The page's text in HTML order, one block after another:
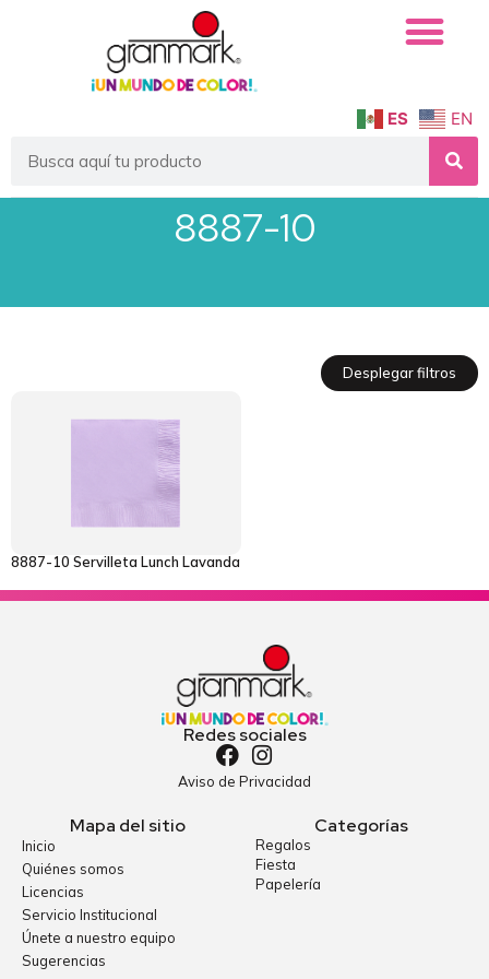
ES EN
8887-10
Desplegar filtros
8887-10 Servilleta Lunch Lavanda
Redes sociales
Aviso de Privacidad
Mapa del sitio
Inicio
Quiénes somos
Licencias
Servicio Institucional
Únete a nuestro equipo
Sugerencias
Categorías
Regalos
Fiesta
Papelería